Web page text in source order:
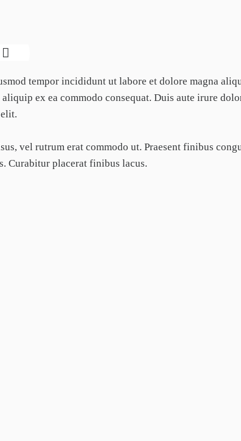
tempor incididunt ut labore et dolore magna
ex ea commodo consequat. Duis aute irure
vel rutrum erat commodo ut. Praesent finibus
Curabitur placerat finibus lacus.